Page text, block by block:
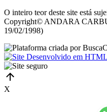
O inteiro teor deste site está
Copyright© ANDARA
19/02/1998)
X